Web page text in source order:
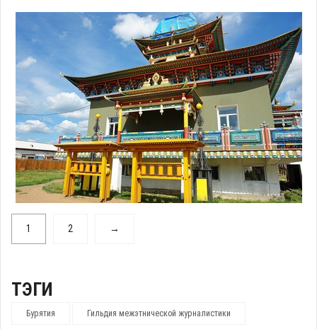
1 2 →
ТЭГИ
Бурятия Гильдия межэтнической журналистики